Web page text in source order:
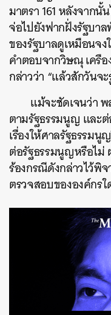
มาตรา 161 หลังจาก
จ่อไปยังฟากฝั่งรัฐบา
ของรัฐบาลดูเหมือนจง
คำตอบจากวิษณุ เครื
กล่าวว่า “แล้วสักวันจ
แม้จะชัดเจนว่า
ตามรัฐธรรมนูญ และ
เรื่องให้ศาลรัฐธรรม
ต่อรัฐธรรมนูญหรือไม่
ร้องกรณีดังกล่าวไว้พิ
ตรวจสอบขององค์กร